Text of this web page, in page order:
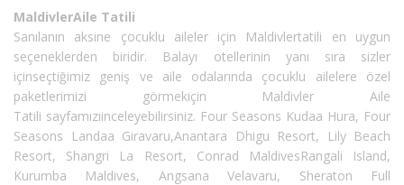
MaldivlerAile Tatili
Sanılanın aksine çocuklu aileler için Maldivlertatili en uygun
seçeneklerden biridir. Balayı otellerinin yanı sıra sizler
içinseçtiğimiz geniş ve aile odalarında çocuklu ailelere özel
paketlerimizi görmekiçin Maldivler Aile
Tatili sayfamızıinceleyebilirsiniz. Four Seasons Kudaa Hura, Four
Seasons Landaa Giravaru,Anantara Dhigu Resort, Lily Beach
Resort, Shangri La Resort, Conrad MaldivesRangali Island,
Kurumba Maldives, Angsana Velavaru, Sheraton Full